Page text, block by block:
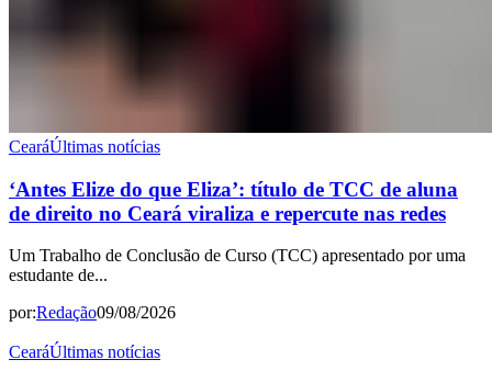
CearáÚltimas notícias
‘Antes Elize do que Eliza’: título de TCC de aluna
de direito no Ceará viraliza e repercute nas redes
Um Trabalho de Conclusão de Curso (TCC) apresentado por uma
estudante de...
por:Redação09/08/2026
CearáÚltimas notícias